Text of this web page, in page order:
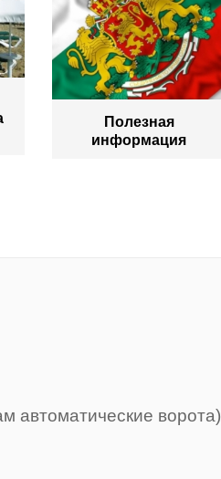
Полезная
информация
автоматические ворота)